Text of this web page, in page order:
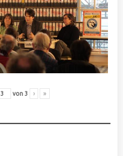
von 3 › »